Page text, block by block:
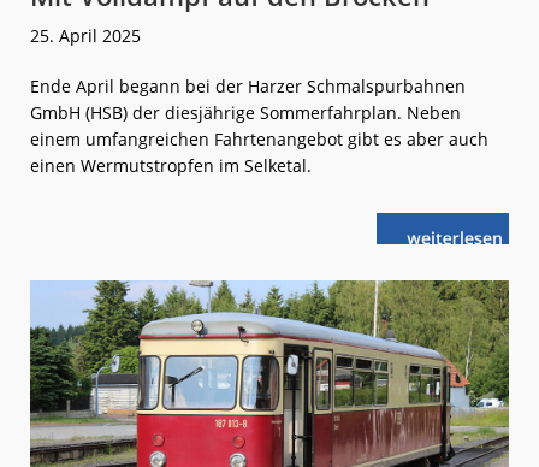
25. April 2025
Ende April begann bei der Harzer Schmalspurbahnen
GmbH (HSB) der diesjährige Sommerfahrplan. Neben
einem umfangreichen Fahrtenangebot gibt es aber auch
einen Wermutstropfen im Selketal.
weiterlese
nMit
Brocken